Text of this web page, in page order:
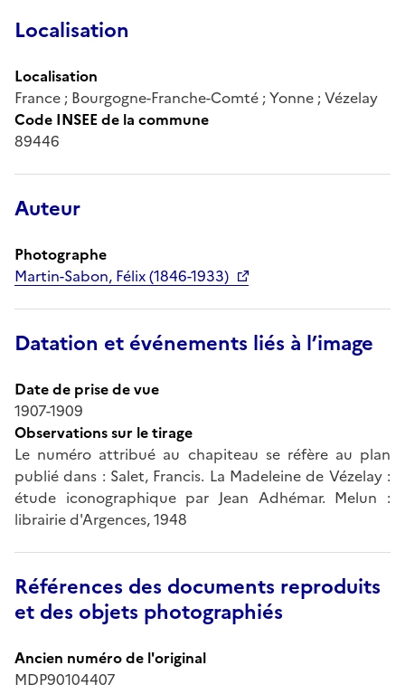
Localisation
Localisation
France ; Bourgogne-Franche-Comté ; Yonne ; Vézelay
Code INSEE de la commune
89446
Auteur
Photographe
Martin-Sabon, Félix (1846-1933)
Datation et événements liés à l’image
Date de prise de vue
1907-1909
Observations sur le tirage
Le numéro attribué au chapiteau se réfère au plan
publié dans : Salet, Francis. La Madeleine de Vézelay :
étude iconographique par Jean Adhémar. Melun :
librairie d'Argences, 1948
Références des documents reproduits
et des objets photographiés
Ancien numéro de l'original
MDP90104407